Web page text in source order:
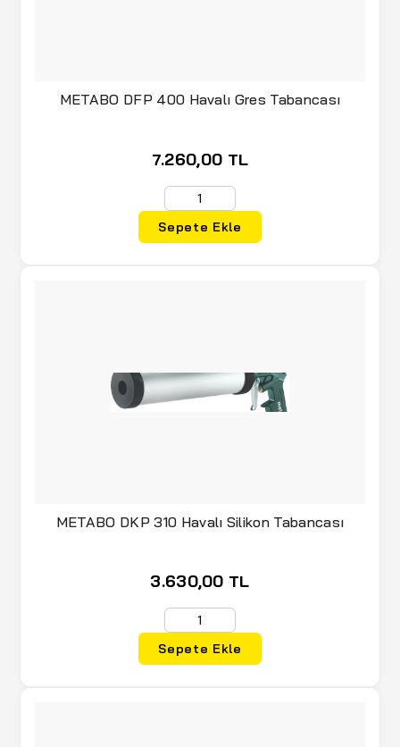
METABO DFP 400 Havalı Gres Tabancası
7.260,00 TL
Sepete Ekle
METABO DKP 310 Havalı Silikon Tabancası
3.630,00 TL
Sepete Ekle